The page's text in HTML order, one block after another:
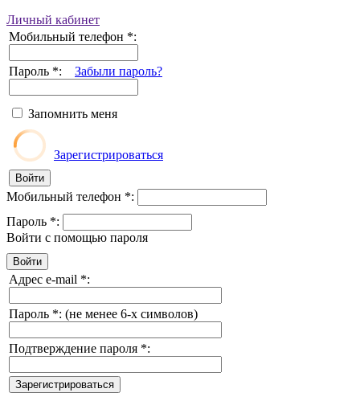
Личный кабинет
Мобильный телефон *:
Пароль *: Забыли пароль?
Запомнить меня
Зарегистрироваться
Мобильный телефон *:
Пароль *:
Войти с помощью пароля
Адрес e-mail *:
Пароль *: (не менее 6-х символов)
Подтверждение пароля *: